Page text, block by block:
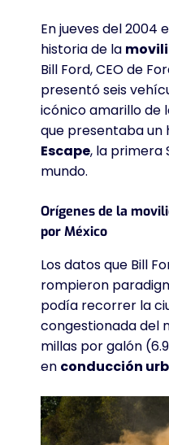
En jueves del 2004
historia de la
Bill Ford, CEO de
presentó seis
icónico amarillo de
que presentaba un
Escape, la primera
mundo.
Orígenes de la
por México
Los datos que Bill
rompieron
podía recorrer la
congestionada del
millas por galón
en conducción